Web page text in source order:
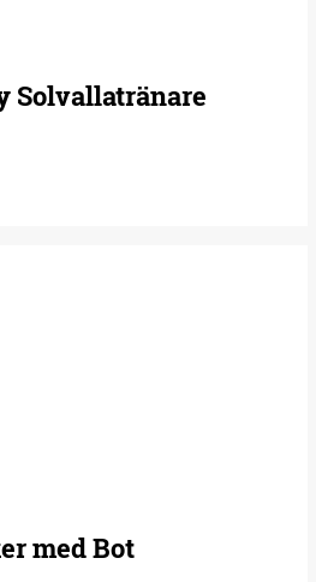
Solvallatränare
med Bot